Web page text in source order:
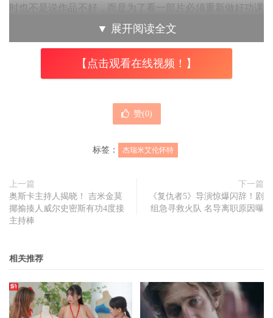
时也不是说作品不好，而是为了看一部片必须重新做好功课
这件事，已造成了观影门槛；就算如此，漫威对于演员的需
求并没有降低，但这已经不是 2008 年了，演员开始理解不
能用合约年数长、平均片酬的低的方式与漫威绑在一起太
我对一个演员职业生涯的顶峰怎么会出现在那个地方感到困
惑。 GQ UK 的记者卡姆表示，杰瑞米艾伦怀特
谈到他对超级英雄电影的看法，显然过了这段时间他的态度
影，显然他们也聘请了非常优秀的演员来演出这些电影。杰
瑞米如今较为官方的谈论到，对于拒绝漫威影业的邀请，杰
瑞米的立场显然是不想在这个职业阶段就被限制发展，当然
并不是每一位好莱坞的一线演员都有进入到漫威的体系之
中，像杰瑞米艾伦怀特
这样火红的演员拒绝漫威的意义在
于，演员依旧有从容选择自己职业轨迹的权利，就杰瑞米而
▼ 展开阅读全文
【点击观看在线视频！】
赞(0)
标签： 杰瑞米艾伦怀特
上一篇
奥斯卡主持人揭晓！ 吉米金莫
揶揄揍人威尔史密斯有功4度接
主持棒
下一篇
《复仇者5》导演惊爆闪辞！剧
组急寻救火队 名导离职原因曝
相关推荐